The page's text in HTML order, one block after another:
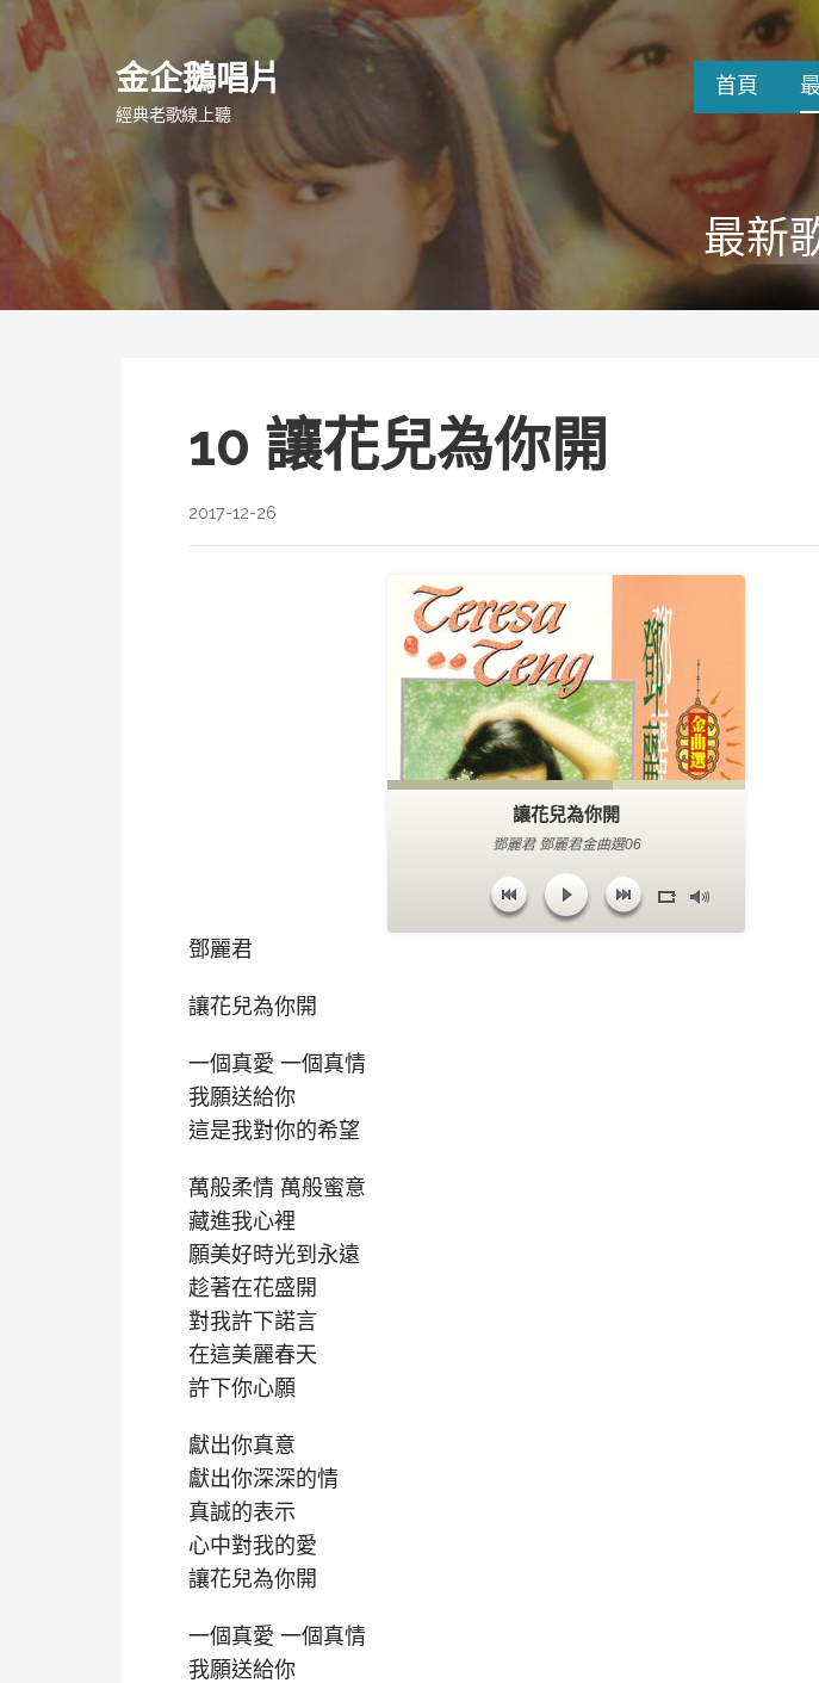
至
要
內
金企鵝唱片
經典老歌線上聽
首頁
最新
10 讓花兒為你開
2017-12-26
讓花兒為你開
鄧麗君 鄧麗君金曲選06
鄧麗君
讓花兒為你開
一個真愛 一個真情
我願送給你
這是我對你的希望
萬般柔情 萬般蜜意
藏進我心裡
願美好時光到永遠
趁著在花盛開
對我許下諾言
在這美麗春天
許下你心願
獻出你真意
獻出你深深的情
真誠的表示
心中對我的愛
讓花兒為你開
一個真愛 一個真情
我願送給你